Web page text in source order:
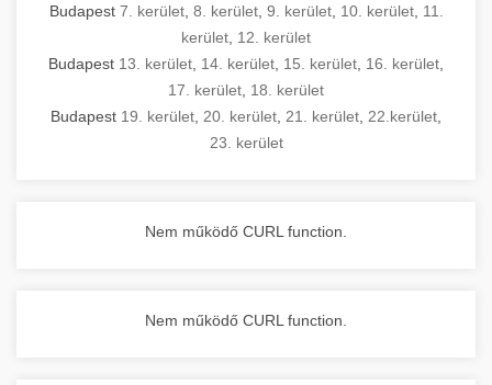
Budapest 7. kerület, 8. kerület, 9. kerület, 10. kerület, 11.
kerület 12. kerület
Budapest 13. kerület 14. kerület 15. kerület 16. kerület
17. kerület 18. kerület
Budapest 19. kerület 20. kerület 21. kerület 22.kerület
23. kerület
Nem működő CURL function.
Nem működő CURL function.